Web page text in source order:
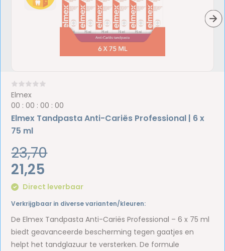
Elmex
00 :00 :00 :00
Elmex Tandpasta Anti-Cariës Professional | 6 x
75 ml
23,70
21,25
Direct leverbaar
Verkrijgbaar in diverse varianten/kleuren:
De Elmex Tandpasta Anti-Cariës Professional – 6 x 75 ml
biedt geavanceerde bescherming tegen gaatjes en
helpt het tandglazuur te versterken. De formule